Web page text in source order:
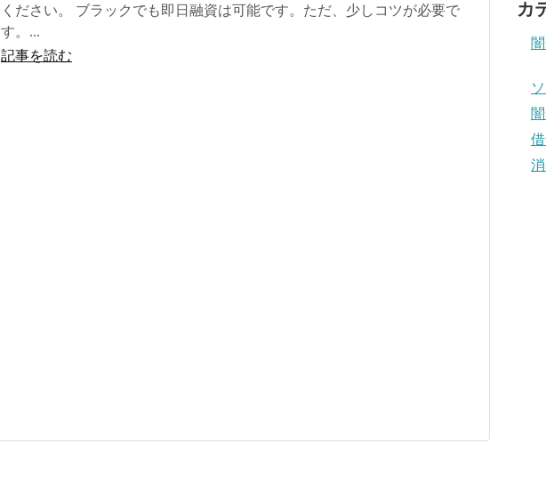
ください。 ブラックでも即日融資は可能です。ただ、少しコツが必要で
す。...
記事を読む
カ